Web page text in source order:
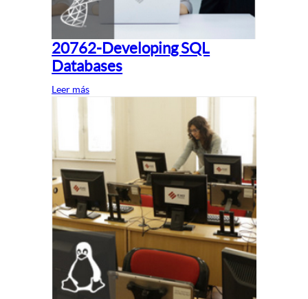
20762-Developing SQL
Databases
Leer más